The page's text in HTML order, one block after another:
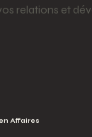
relations et
Affaires